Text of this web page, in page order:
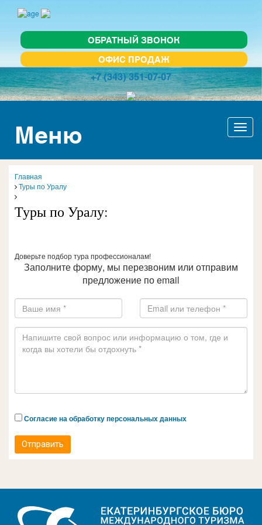
ОБРАТНЫЙ ЗВОНОК
ОФИС ПРОДАЖ
+7 (343) 351-07-07
Меню
Главная
Туры по Уралу
Туры по Уралу:
Доверьте подбор тура профессионалам!
Заполните форму, мы перезвоним или отправим
предложение по email
Согласие на обработку персональных данных
Отправить